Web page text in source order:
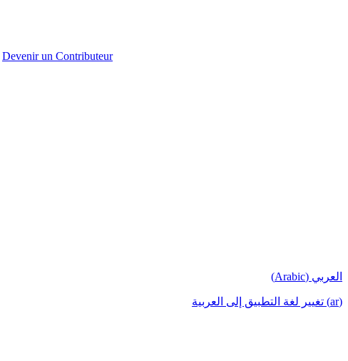
Devenir un Contributeur
العربي (Arabic)
(ar) تغيير لغة التطبيق إلى العربية